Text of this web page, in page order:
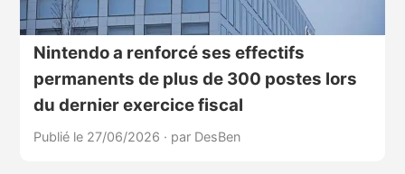
Nintendo a renforcé ses effectifs
permanents de plus de 300 postes lors
du dernier exercice fiscal
Publié le 27/06/2026 · par DesBen